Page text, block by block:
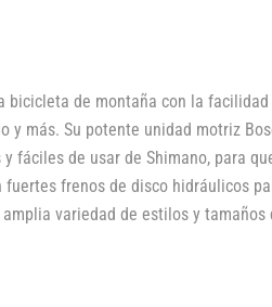
de montaña con la
más. Su potente unidad motriz
fáciles de usar de Shimano, para
frenos de disco hidráulicos
variedad de estilos y